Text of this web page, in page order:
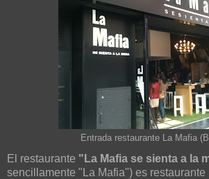
Entrada restaurante La Mafia
El restaurante "La Mafia se sienta a la
sencillamente "La Mafia") es restaurante